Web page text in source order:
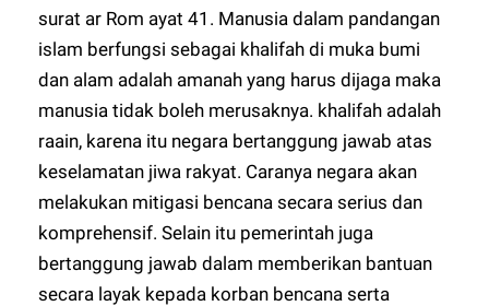
surat ar Rom ayat 41. Manusia dalam pandangan
islam berfungsi sebagai khalifah di muka bumi
dan alam adalah amanah yang harus dijaga maka
manusia tidak boleh merusaknya. khalifah adalah
raain, karena itu negara bertanggung jawab atas
keselamatan jiwa rakyat. Caranya negara akan
melakukan mitigasi bencana secara serius dan
komprehensif. Selain itu pemerintah juga
bertanggung jawab dalam memberikan bantuan
secara layak kepada korban bencana serta